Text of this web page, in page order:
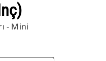
- Mini